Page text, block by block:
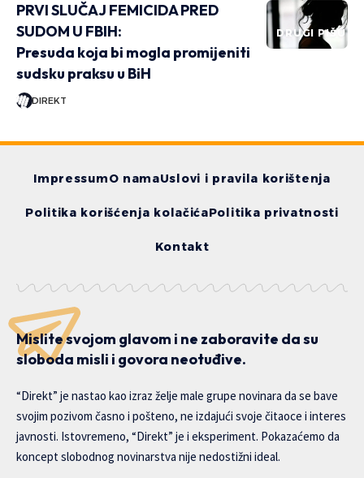
DRUGI PIŠU
PRVI SLUČAJ FEMICIDA PRED
SUDOM U FBIH:
Presuda koja bi mogla promijeniti
sudsku praksu u BiH
DIREKT
ImpressumO namaUslovi i pravila korištenja
Politika korišćenja kolačićaPolitika privatnosti
Kontakt
Mislite svojom glavom i ne zaboravite da su
sloboda misli i govora neotuđive.
“Direkt” je nastao kao izraz želje male grupe novinara da se bave
svojim pozivom časno i pošteno, ne izdajući svoje čitaoce i interes
javnosti. Istovremeno, “Direkt” je i eksperiment. Pokazaćemo da
koncept slobodnog novinarstva nije nedostižni ideal.